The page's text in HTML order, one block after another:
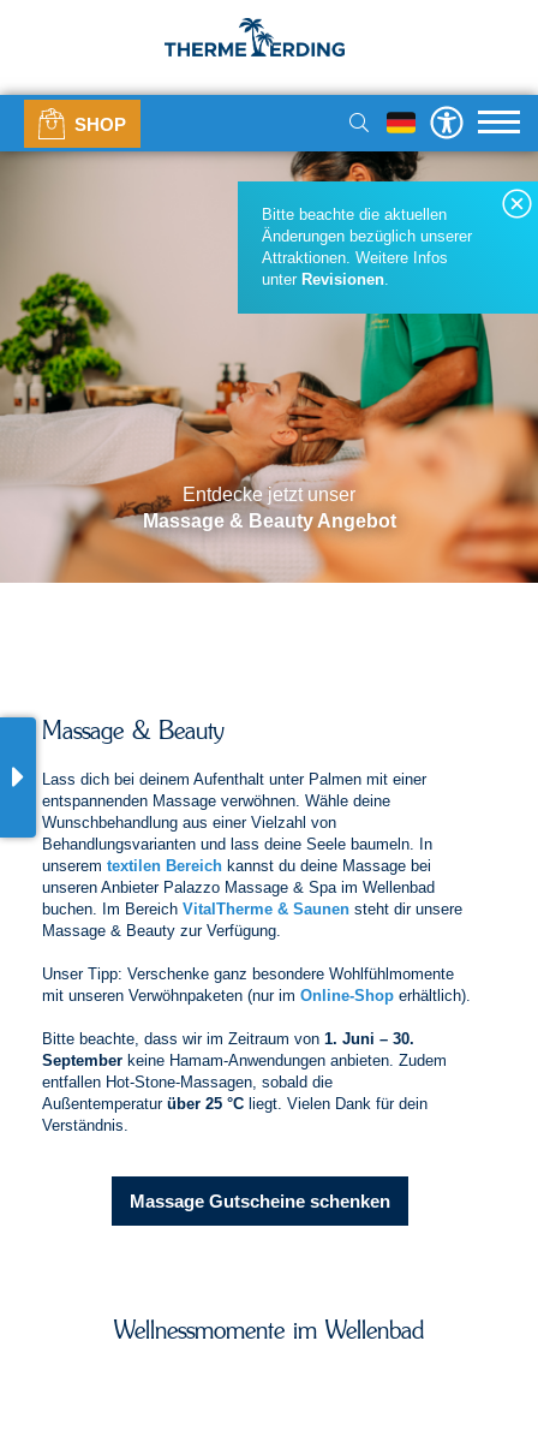
SHOP
Bitte beachte die aktuellen
Änderungen bezüglich unserer
Attraktionen. Weitere Infos
unter Revisionen.
Entdecke jetzt unser
Massage & Beauty Angebot
Massage & Beauty
Lass dich bei deinem Aufenthalt unter Palmen mit einer
entspannenden Massage verwöhnen. Wähle deine
Wunschbehandlung aus einer Vielzahl von
Behandlungsvarianten und lass deine Seele baumeln. In
unserem textilen Bereich kannst du deine Massage bei
unseren Anbieter Palazzo Massage & Spa im Wellenbad
buchen. Im Bereich VitalTherme & Saunen steht dir unsere
Massage & Beauty zur Verfügung.
Unser Tipp: Verschenke ganz besondere Wohlfühlmomente
mit unseren Verwöhnpaketen (nur im Online-Shop erhältlich).
Bitte beachte, dass wir im Zeitraum von 1. Juni – 30.
September keine Hamam-Anwendungen anbieten. Zudem
entfallen Hot-Stone-Massagen, sobald die
Außentemperatur über 25 °C liegt. Vielen Dank für dein
Verständnis.
Massage Gutscheine schenken
Wellnessmomente im Wellenbad